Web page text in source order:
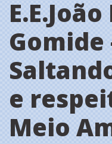
Gomide
e
Meio